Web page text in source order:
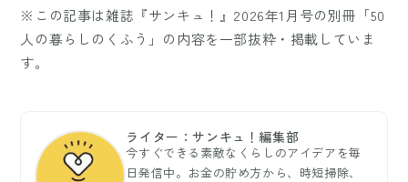
※この記事は雑誌『サンキュ！』2026年1月号の別冊「50
人の暮らしのくふう」の内容を一部抜粋・掲載していま
す。
ライター：サンキュ！編集部
今すぐできる素敵なくらしのアイデアを毎
日発信中。お金の貯め方から、時短掃除、